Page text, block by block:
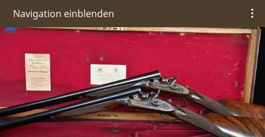
Navigation einblenden